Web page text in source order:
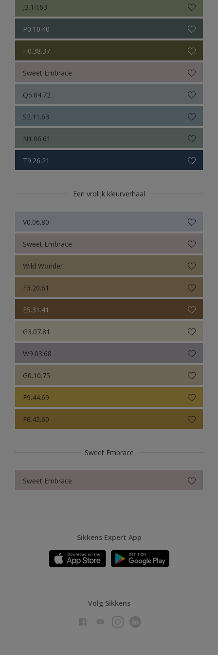
J3.14.63
P0.10.40
H0.38.37
Sweet Embrace
Q5.04.72
S2.11.63
N1.06.61
T9.26.21
Een vrolijk kleurverhaal
V0.06.80
Sweet Embrace
Wild Wonder
F3.20.61
E5.31.41
G3.07.81
W9.03.68
G0.10.75
F9.44.69
F6.42.60
Sweet Embrace
Sweet Embrace
Sikkens Expert App
Volg Sikkens